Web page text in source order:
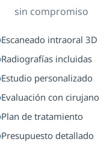
sin compromiso
Escaneado intraoral 3D
Radiografías incluidas
Estudio personalizado
Evaluación con cirujano
Plan de tratamiento
Presupuesto detallado